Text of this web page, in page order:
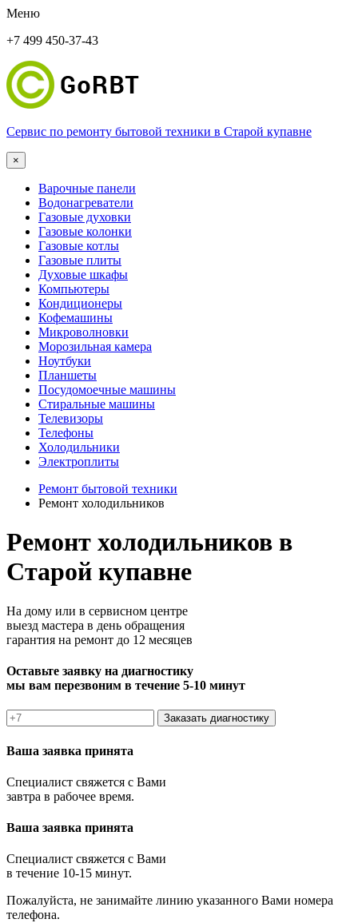
Меню
+7 499 450-37-43
Сервис по ремонту бытовой техники в Старой купавне
×
Варочные панели
Водонагреватели
Газовые духовки
Газовые колонки
Газовые котлы
Газовые плиты
Духовые шкафы
Компьютеры
Кондиционеры
Кофемашины
Микроволновки
Морозильная камера
Ноутбуки
Планшеты
Посудомоечные машины
Стиральные машины
Телевизоры
Телефоны
Холодильники
Электроплиты
Ремонт бытовой техники
Ремонт холодильников
Ремонт холодильников в
Старой купавне
На дому или в сервисном центре
выезд мастера в день обращения
гарантия на ремонт до 12 месяцев
Оставьте заявку на диагностику
мы вам перезвоним в течение 5-10 минут
Заказать диагностику
Ваша заявка принята
Специалист свяжется с Вами
завтра в рабочее время.
Ваша заявка принята
Специалист свяжется с Вами
в течение 10-15 минут.
Пожалуйста, не занимайте линию указанного Вами номера
телефона.